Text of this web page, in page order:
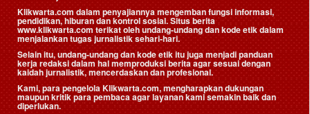
Klikwarta.com dalam penyajiannya mengemban fungsi informasi,
pendidikan, hiburan dan kontrol sosial. Situs berita
www.klikwarta.com terikat oleh undang-undang dan kode etik dalam
menjalankan tugas jurnalistik sehari-hari.
Selain itu, undang-undang dan kode etik itu juga menjadi panduan
kerja redaksi dalam hal memproduksi berita agar sesuai dengan
kaidah jurnalistik, mencerdaskan dan profesional.
Kami, para pengelola Klikwarta.com, mengharapkan dukungan
maupun kritik para pembaca agar layanan kami semakin baik dan
diperlukan.